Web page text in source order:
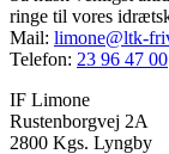
ringe til vores
Mail: limone@ltk-
Telefon: 23 96 47 00
IF Limone
Rustenborgvej 2A
2800 Kgs. Lyngby